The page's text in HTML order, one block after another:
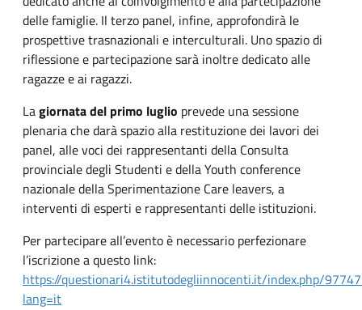
delle famiglie. Il terzo panel, infine, approfondirà le
prospettive trasnazionali e interculturali. Uno spazio di
riflessione e partecipazione sarà inoltre dedicato alle
ragazze e ai ragazzi.
Lagiornata del primo luglio prevede una sessione
plenaria che darà spazio alla restituzione dei lavori dei
panel, alle voci dei rappresentanti della Consulta
provinciale degli Studenti e della Youth conference
nazionale della Sperimentazione Care leavers, a
interventi di esperti e rappresentanti delle istituzioni.
Per partecipare all’evento è necessario perfezionare
l’iscrizione a questo link:
https://questionari4.istitutodegliinnocenti.it/index.php/
lang=it